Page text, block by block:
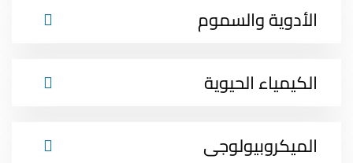
الأدوية والسموم
الكيمياء الحيوية
الميكروبيولوجى